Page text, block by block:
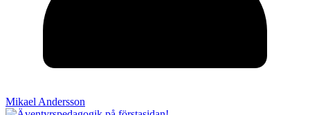
Mikael Andersson